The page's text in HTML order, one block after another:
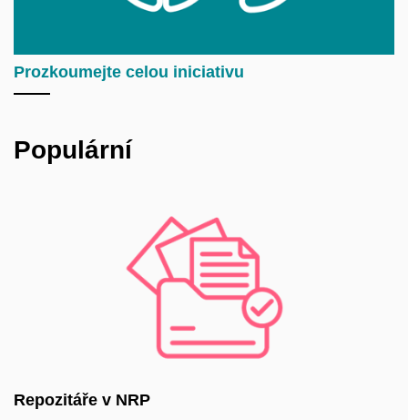
Prozkoumejte celou iniciativu
Populární
Repozitáře v NRP